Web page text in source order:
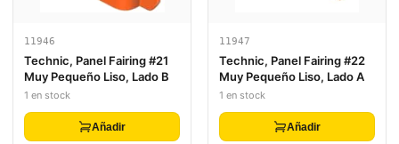
11946
Technic, Panel Fairing #21
Muy Pequeño Liso, Lado B
1 en stock
Añadir
11947
Technic, Panel Fairing #22
Muy Pequeño Liso, Lado A
1 en stock
Añadir